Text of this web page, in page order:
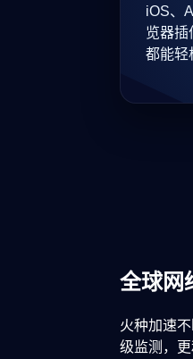
iOS、
览器插
都能轻
全球网
火种加速
级监测，